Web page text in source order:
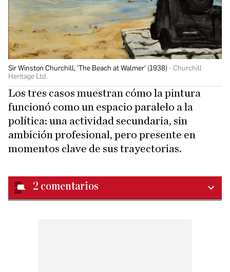
Sir Winston Churchill, 'The Beach at Walmer' (1938)
Churchill
Heritage Ltd.
Los tres casos muestran cómo la pintura
funcionó como un espacio paralelo a la
política: una actividad secundaria, sin
ambición profesional, pero presente en
momentos clave de sus trayectorias.
2 comentarios